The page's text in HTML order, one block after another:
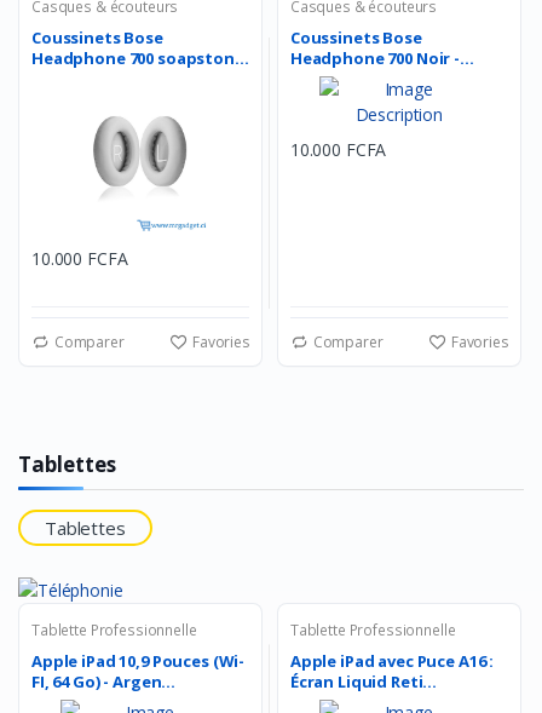
Casques & écouteurs
Coussinets Bose
Headphone 700 soapstone
10.000 FCFA
Comparer Favories
Casques & écouteurs
Coussinets Bose
Headphone 700 Noir -
Coussine...
10.000 FCFA
Comparer Favories
Tablettes
Tablettes
Tablette Professionnelle
Apple iPad 10,9 Pouces (Wi-
FI, 64 Go) - Argen...
Tablette Professionnelle
Apple iPad avec Puce A16 :
Écran Liquid Reti...